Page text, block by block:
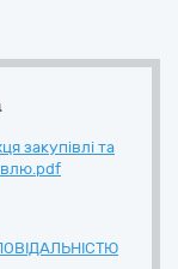
закупівлі та